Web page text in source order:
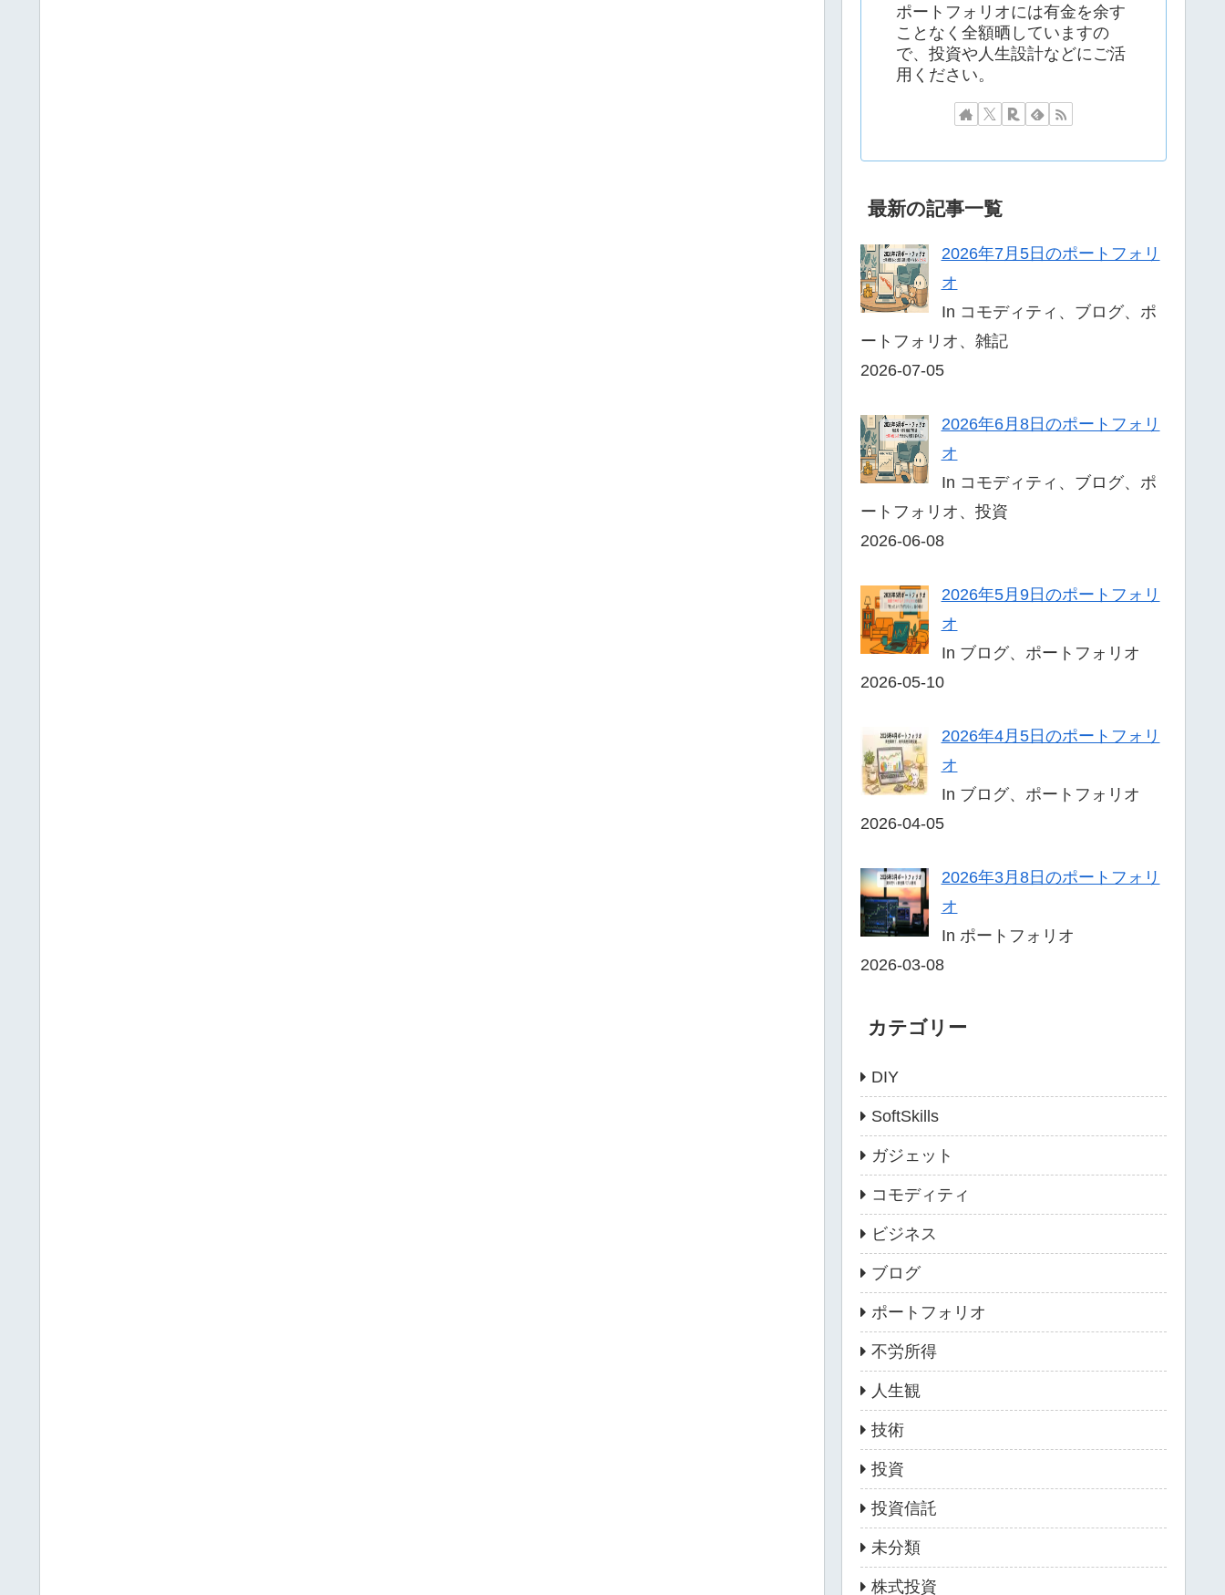
ポートフォリオには有金を余す
ことなく全額晒していますの
で、投資や人生設計などにご活
用ください。
最新の記事一覧
2026年7月5日のポートフォリ
オ
In コモディティ、ブログ、ポ
ートフォリオ、雑記
2026-07-05
2026年6月8日のポートフォリ
オ
In コモディティ、ブログ、ポ
ートフォリオ、投資
2026-06-08
2026年5月9日のポートフォリ
オ
In ブログ、ポートフォリオ
2026-05-10
2026年4月5日のポートフォリ
オ
In ブログ、ポートフォリオ
2026-04-05
2026年3月8日のポートフォリ
オ
In ポートフォリオ
2026-03-08
カテゴリー
DIY
SoftSkills
ガジェット
コモディティ
ビジネス
ブログ
ポートフォリオ
不労所得
人生観
技術
投資
投資信託
未分類
株式投資